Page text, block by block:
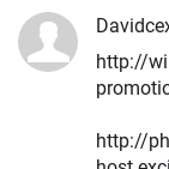
http://
http://